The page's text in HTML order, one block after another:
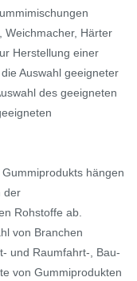
Weichmacher, Härter
Herstellung einer
Auswahl geeigneter
des geeigneten
hängen
der
Rohstoffe ab.
von Branchen
und Raumfahrt-, Bau-
von Gummiprodukten